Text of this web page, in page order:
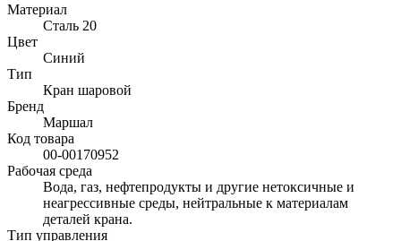
Материал
Сталь 20
Цвет
Синий
Тип
Кран шаровой
Бренд
Маршал
Код товара
00-00170952
Рабочая среда
Вода, газ, нефтепродукты и другие нетоксичные и
неагрессивные среды, нейтральные к материалам
деталей крана.
Тип управления